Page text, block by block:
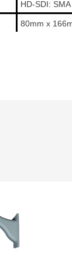
HD-SDI:
80mm x